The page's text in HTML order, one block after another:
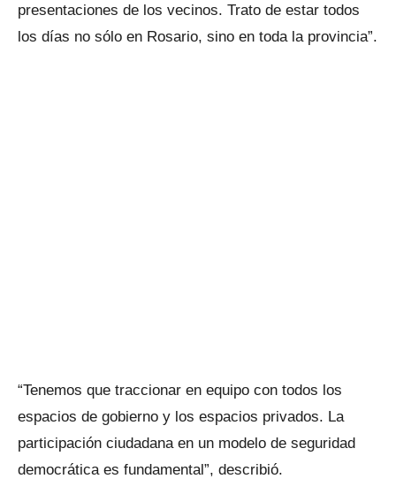
presentaciones de los vecinos. Trato de estar todos
los días no sólo en Rosario, sino en toda la provincia”.
“Tenemos que traccionar en equipo con todos los
espacios de gobierno y los espacios privados. La
participación ciudadana en un modelo de seguridad
democrática es fundamental”, describió.